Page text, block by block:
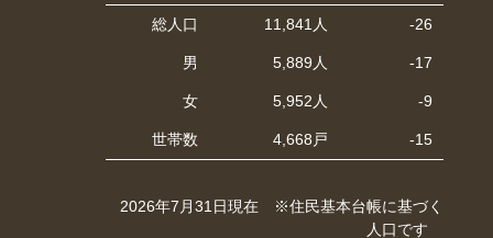
総人口 11,841人 -26
男 5,889人 -17
女 5,952人 -9
世帯数 4,668戸 -15
2026年7月31日現在 ※住民基本台帳に基づく
人口です